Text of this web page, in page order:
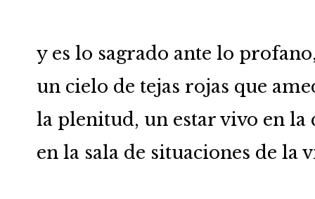
y es lo sagrado ante lo
un cielo de tejas rojas que
la plenitud, un estar vivo en la
en la sala de situaciones de la